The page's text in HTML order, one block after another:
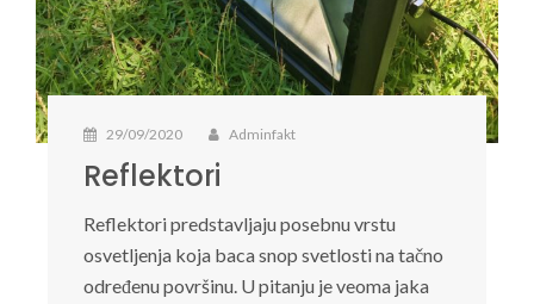
29/09/2020 Adminfakt
Reflektori
Reflektori predstavljaju posebnu vrstu
osvetljenja koja baca snop svetlosti na tačno
određenu površinu. U pitanju je veoma jaka